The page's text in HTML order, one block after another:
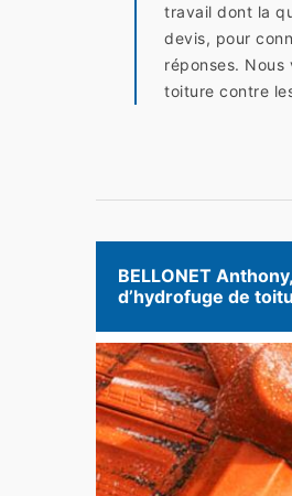
travail dont la
devis, pour
réponses.
toiture contre
BELLONET
d’hydrofuge de